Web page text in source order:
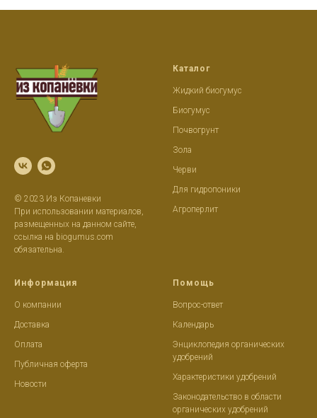
© 2023 Из Копаневки
При использовании материалов,
размещенных на данном сайте,
ссылка на biogumus.com
обязательна.
Каталог
Жидкий биогумус
Биогумус
Почвогрунт
Зола
Черви
Для гидропоники
Агроперлит
Информация
О компании
Доставка
Оплата
Публичная оферта
Новости
Помощь
Вопрос-ответ
Календарь
Энциклопедия органических
удобрений
Характеристики удобрений
Законодательство в области
органических удобрений